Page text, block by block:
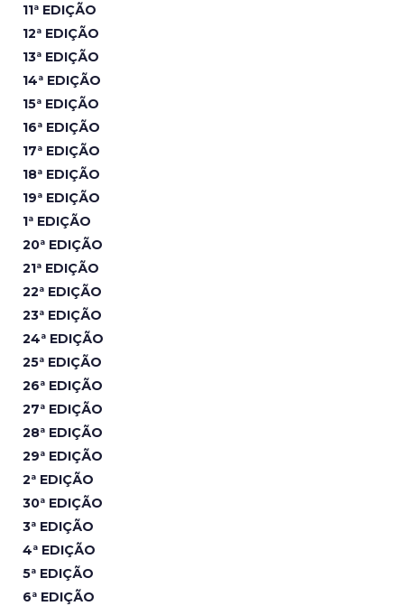
11ª EDIÇÃO
12ª EDIÇÃO
13ª EDIÇÃO
14ª EDIÇÃO
15ª EDIÇÃO
16ª EDIÇÃO
17ª EDIÇÃO
18ª EDIÇÃO
19ª EDIÇÃO
1ª EDIÇÃO
20ª EDIÇÃO
21ª EDIÇÃO
22ª EDIÇÃO
23ª EDIÇÃO
24ª EDIÇÃO
25ª EDIÇÃO
26ª EDIÇÃO
27ª EDIÇÃO
28ª EDIÇÃO
29ª EDIÇÃO
2ª EDIÇÃO
30ª EDIÇÃO
3ª EDIÇÃO
4ª EDIÇÃO
5ª EDIÇÃO
6ª EDIÇÃO